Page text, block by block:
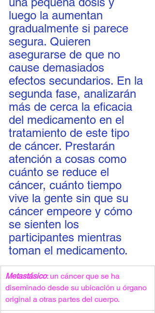
luego la aumentan
gradualmente si parece
segura. Quieren
asegurarse de que no
cause demasiados
efectos secundarios. En la
segunda fase, analizarán
más de cerca la eficacia
del medicamento en el
tratamiento de este tipo
de cáncer. Prestarán
atención a cosas como
cuánto se reduce el
cáncer, cuánto tiempo
vive la gente sin que su
cáncer empeore y cómo
se sienten los
participantes mientras
toman el medicamento.
Metastásico: un cáncer que se ha
diseminado desde su ubicación u órgano
original a otras partes del cuerpo.